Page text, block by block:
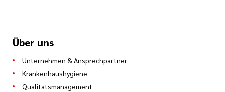
Über uns
Unternehmen & Ansprechpartner
Krankenhaushygiene
Qualitätsmanagement